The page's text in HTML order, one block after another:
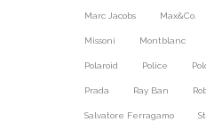
Marc Jacobs Max&Co.
Missoni Montblanc
Polaroid Police
Prada Ray Ban
Salvatore Ferragamo